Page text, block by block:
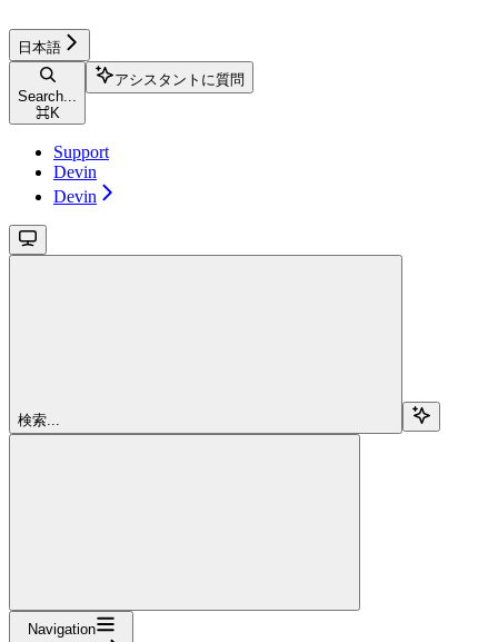
日本語
Search...
⌘K
アシスタントに質問
Support
Devin
Devin
検索...
Navigation